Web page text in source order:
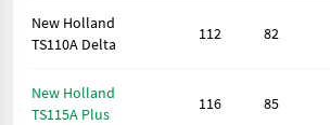
New Holland
TS110A Delta
112 82
New Holland
TS115A Plus
116 85